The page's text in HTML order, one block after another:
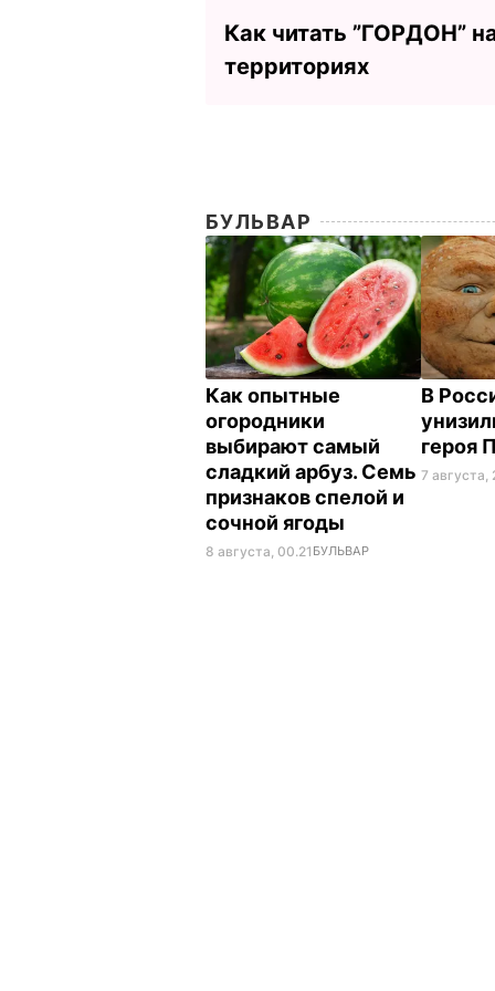
Как читать ”ГОРДОН”
территориях
БУЛЬВАР
Как опытные
огородники
выбирают самый
сладкий арбуз. Семь
признаков спелой и
сочной ягоды
8 августа, 00.21 БУЛЬВАР
В
героя
7 августа,